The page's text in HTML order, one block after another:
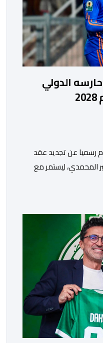
الدولي
رسميا عن تجديد عقد
المحمدي، ليستمر مع
مستمرة”، في إشارة إلى
والتعزيز من